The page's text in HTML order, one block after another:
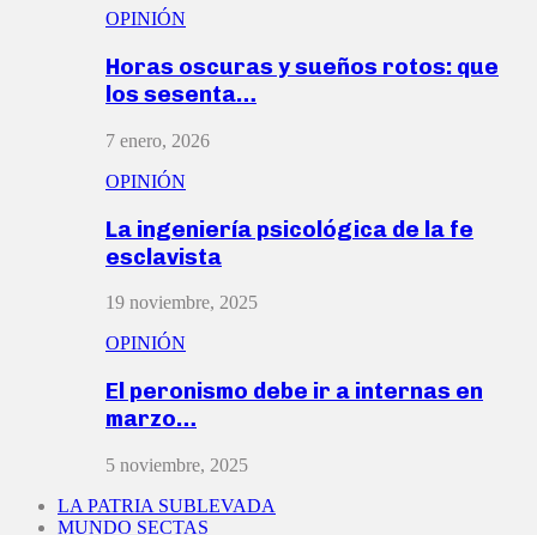
OPINIÓN
Horas oscuras y sueños rotos: que
los sesenta…
7 enero, 2026
OPINIÓN
La ingeniería psicológica de la fe
esclavista
19 noviembre, 2025
OPINIÓN
El peronismo debe ir a internas en
marzo…
5 noviembre, 2025
LA PATRIA SUBLEVADA
MUNDO SECTAS